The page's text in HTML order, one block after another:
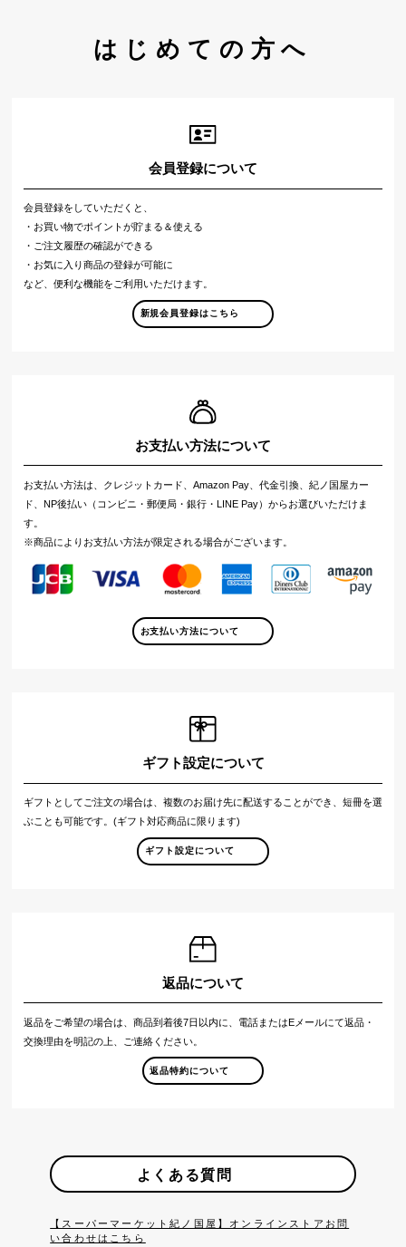
はじめての方へ
会員登録について
会員登録をしていただくと、
・お買い物でポイントが貯まる＆使える
・ご注文履歴の確認ができる
・お気に入り商品の登録が可能に
など、便利な機能をご利用いただけます。
新規会員登録はこちら
お支払い方法について
お支払い方法は、クレジットカード、Amazon Pay、代金引換、紀ノ国屋カー
ド、NP後払い（コンビニ・郵便局・銀行・LINE Pay）からお選びいただけま
す。
※商品によりお支払い方法が限定される場合がございます。
お支払い方法について
ギフト設定について
ギフトとしてご注文の場合は、複数のお届け先に配送することができ、短冊を選
ぶことも可能です。(ギフト対応商品に限ります)
ギフト設定について
返品について
返品をご希望の場合は、商品到着後7日以内に、電話またはEメールにて返品・
交換理由を明記の上、ご連絡ください。
返品特約について
よくある質問
【スーパーマーケット紀ノ国屋】オンラインストアお問
い合わせはこちら